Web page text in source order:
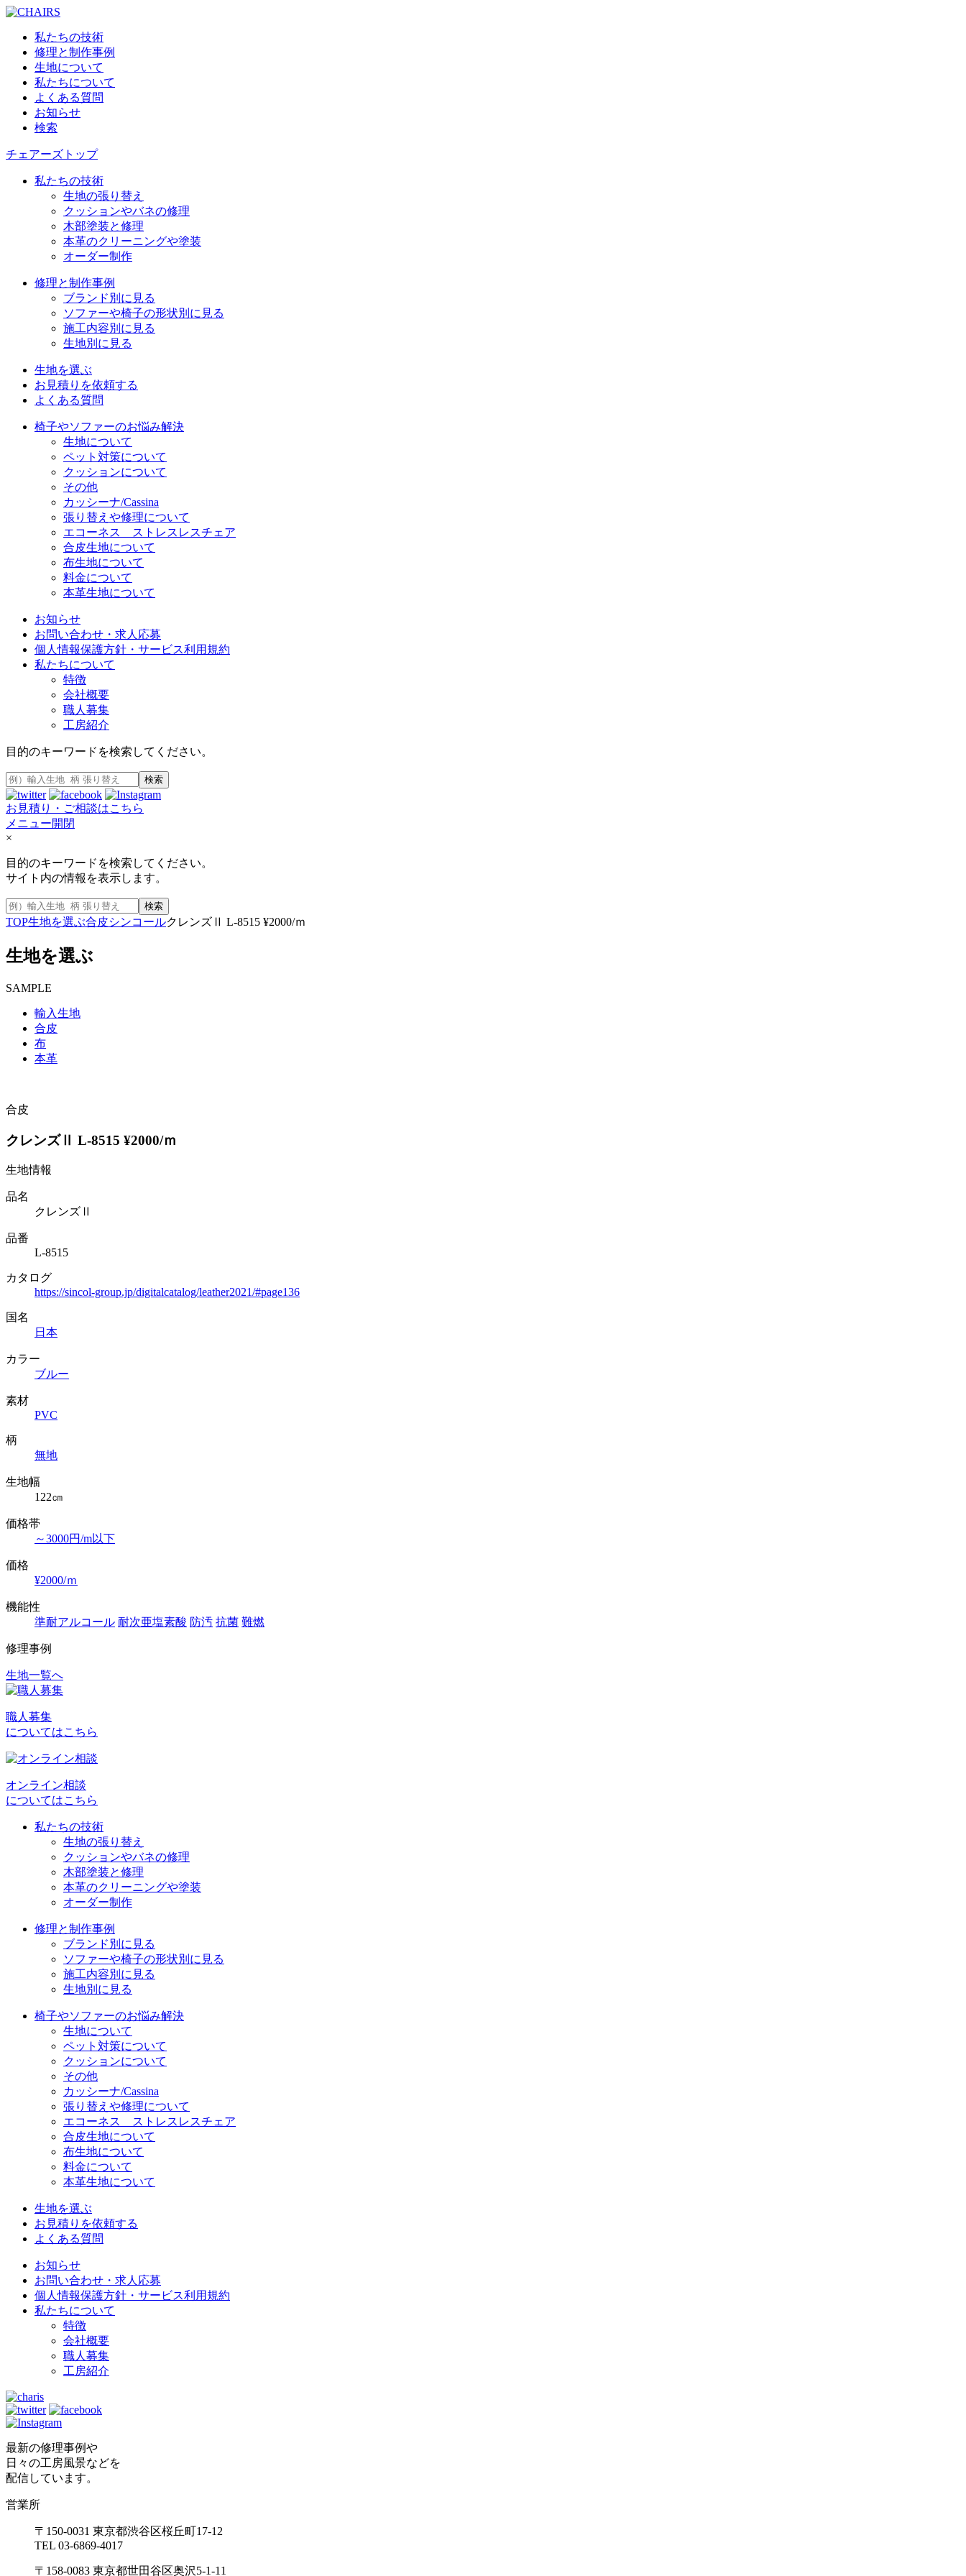
私たちの技術
修理と制作事例
生地について
私たちについて
よくある質問
お知らせ
検索
チェアーズトップ
私たちの技術
生地の張り替え
クッションやバネの修理
木部塗装と修理
本革のクリーニングや塗装
オーダー制作
修理と制作事例
ブランド別に見る
ソファーや椅子の形状別に見る
施工内容別に見る
生地別に見る
生地を選ぶ
お見積りを依頼する
よくある質問
椅子やソファーのお悩み解決
生地について
ペット対策について
クッションについて
その他
カッシーナ/Cassina
張り替えや修理について
エコーネス ストレスレスチェア
合皮生地について
布生地について
料金について
本革生地について
お知らせ
お問い合わせ・求人応募
個人情報保護方針・サービス利用規約
私たちについて
特徴
会社概要
職人募集
工房紹介
目的のキーワードを検索してください。
検索
お見積り・ご相談はこちら
メニュー開閉
×
目的のキーワードを検索してください。
サイト内の情報を表示します。
検索
TOP生地を選ぶ合皮シンコールクレンズⅡ L-8515 ¥2000/ｍ
生地を選ぶ
SAMPLE
輸入生地
合皮
布
本革
合皮
クレンズⅡ L-8515 ¥2000/ｍ
生地情報
品名
クレンズⅡ
品番
L-8515
カタログ
https://sincol-group.jp/digitalcatalog/leather2021/#page136
国名
日本
カラー
ブルー
素材
PVC
柄
無地
生地幅
122㎝
価格帯
～3000円/m以下
価格
¥2000/ｍ
機能性
準耐アルコール 耐次亜塩素酸 防汚 抗菌 難燃
修理事例
投
ナ
ビ
ー
生地一覧へ
職人募集
についてはこちら
オンライン相談
についてはこちら
私たちの技術
生地の張り替え
クッションやバネの修理
木部塗装と修理
本革のクリーニングや塗装
オーダー制作
修理と制作事例
ブランド別に見る
ソファーや椅子の形状別に見る
施工内容別に見る
生地別に見る
椅子やソファーのお悩み解決
生地について
ペット対策について
クッションについて
その他
カッシーナ/Cassina
張り替えや修理について
エコーネス ストレスレスチェア
合皮生地について
布生地について
料金について
本革生地について
生地を選ぶ
お見積りを依頼する
よくある質問
お知らせ
お問い合わせ・求人応募
個人情報保護方針・サービス利用規約
私たちについて
特徴
会社概要
職人募集
工房紹介
最新の修理事例や
日々の工房風景などを
配信しています。
営業所
〒150-0031 東京都渋谷区桜丘町17-12
TEL 03-6869-4017
〒158-0083 東京都世田谷区奥沢5-1-11